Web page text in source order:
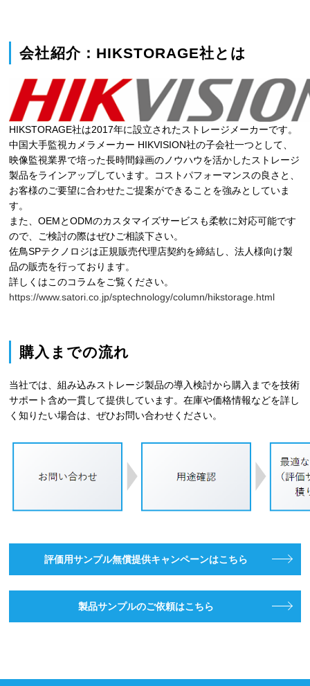
会社紹介：HIKSTORAGE社とは
HIKSTORAGE社は2017年に設立されたストレージメーカーです。
中国大手監視カメラメーカー HIKVISION社の子会社一つとして、
映像監視業界で培った長時間録画のノウハウを活かしたストレージ
製品をラインアップしています。コストパフォーマンスの良さと、
お客様のご要望に合わせたご提案ができることを強みとしていま
す。
また、OEMとODMのカスタマイズサービスも柔軟に対応可能です
ので、ご検討の際はぜひご相談下さい。
佐鳥SPテクノロジは正規販売代理店契約を締結し、法人様向け製
品の販売を行っております。
詳しくはこのコラムをご覧ください。
https://www.satori.co.jp/sptechnology/column/hikstorage.html
購入までの流れ
当社では、組み込みストレージ製品の導入検討から購入までを技術
サポート含め一貫して提供しています。在庫や価格情報などを詳し
く知りたい場合は、ぜひお問い合わせください。
評価用サンプル無償提供キャンペーンはこちら
製品サンプルのご依頼はこちら